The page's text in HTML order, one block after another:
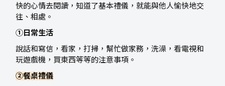
快的心情去閱讀，知道了基本禮儀，就能與他人愉快地交
往、相處。
①日常生活
說話和寫信，看家，打掃，幫忙做家務，洗澡，看電視和
玩遊戲機，買東西等等的注意事項。
②餐桌禮儀